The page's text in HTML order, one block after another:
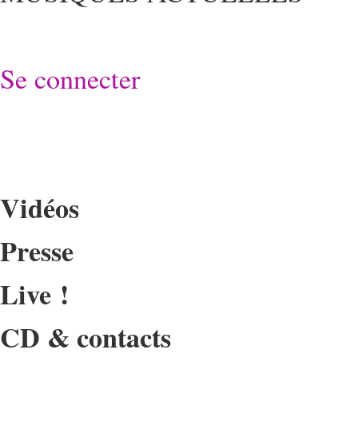
Se connecter
Vidéos
Presse
Live !
CD & contacts